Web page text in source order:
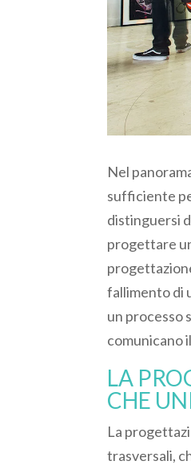
Nel
sufficiente
distinguersi
progettare
fallimento di
un processo
comunicano
LA
CHE
La
trasversali,